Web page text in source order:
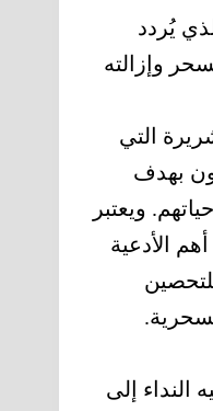
يُردد
وإزالته
التي
بهدف
ويعتبر
الأدعية
إلى